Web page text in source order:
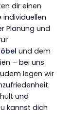
dir einen
Planung und
und dem
– bei uns
legen wir
und
kannst dich